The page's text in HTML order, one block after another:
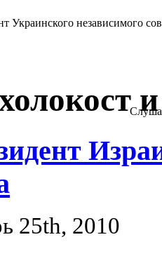
Украинского независимого
25th, 2010